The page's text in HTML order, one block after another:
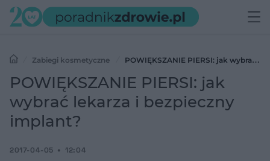
Zabiegi kosmetyczne
POWIĘKSZANIE PIERSI: jak wybrać
lekarza i bezpieczny implant?
POWIĘKSZANIE PIERSI: jak
wybrać lekarza i bezpieczny
implant?
2017-04-05 12:04